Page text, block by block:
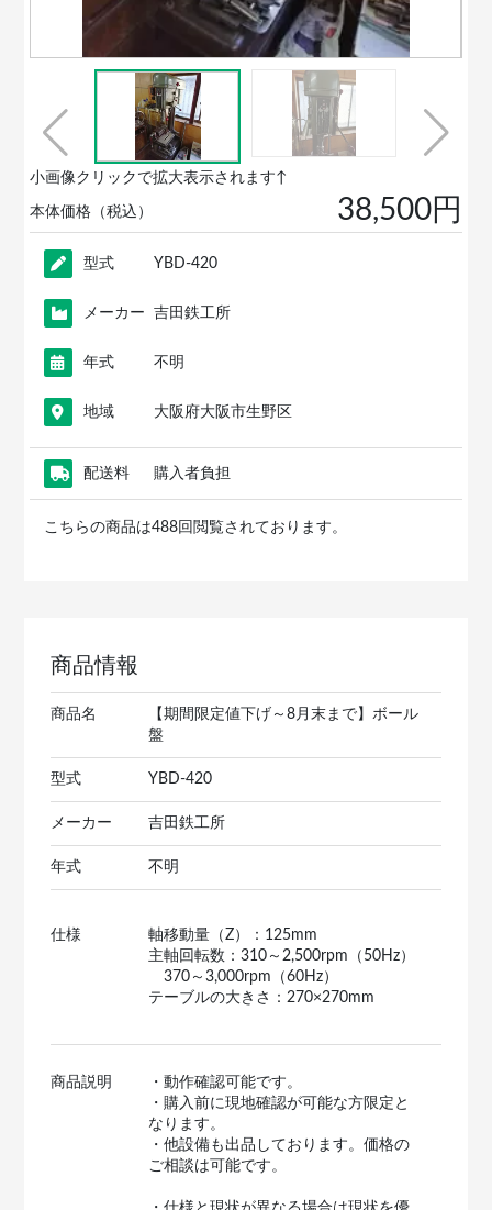
小画像クリックで拡大表示されます↑
本体価格（税込） 38,500円
型式 YBD-420
メーカー 吉田鉄工所
年式 不明
地域 大阪府大阪市生野区
配送料 購入者負担
こちらの商品は488回閲覧されております。
商品情報
商品名
【期間限定値下げ～8月末まで】ボール
盤
型式 YBD-420
メーカー 吉田鉄工所
年式 不明
仕様
軸移動量（Z）：125mm
主軸回転数：310～2,500rpm（50Hz）
370～3,000rpm（60Hz）
テーブルの大きさ：270×270mm
商品説明
・動作確認可能です。
・購入前に現地確認が可能な方限定と
なります。
・他設備も出品しております。価格の
ご相談は可能です。